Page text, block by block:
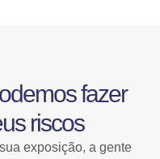
fazer
riscos
exposição, a gente